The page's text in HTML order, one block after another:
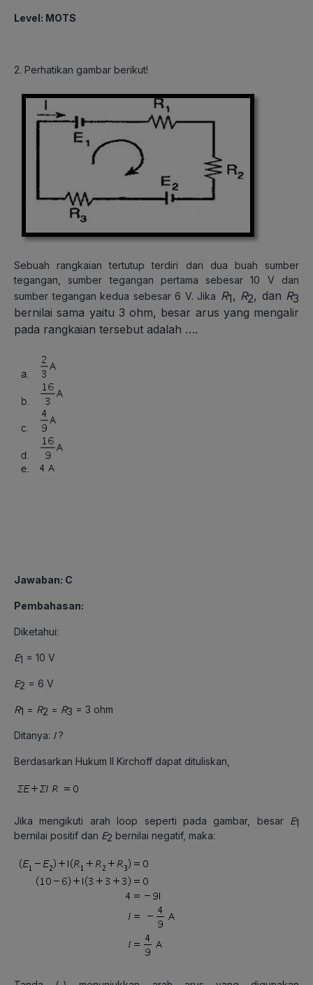
Level: MOTS
2. Perhatikan gambar berikut!
Sebuah rangkaian tertutup terdiri dari dua buah sumber
tegangan, sumber tegangan pertama sebesar 10 V dan
sumber tegangan kedua sebesar 6 V. Jika R1, R2, dan R3
bernilai sama yaitu 3 ohm, besar arus yang mengalir
pada rangkaian tersebut adalah ….
Jawaban: C
Pembahasan:
Diketahui:
E1 = 10 V
E2 = 6 V
R1 = R2 = R3 = 3 ohm
Ditanya: I?
Berdasarkan Hukum II Kirchoff dapat dituliskan,
Jika mengikuti arah loop seperti pada gambar, besar E1
bernilai positif dan E2 bernilai negatif, maka: